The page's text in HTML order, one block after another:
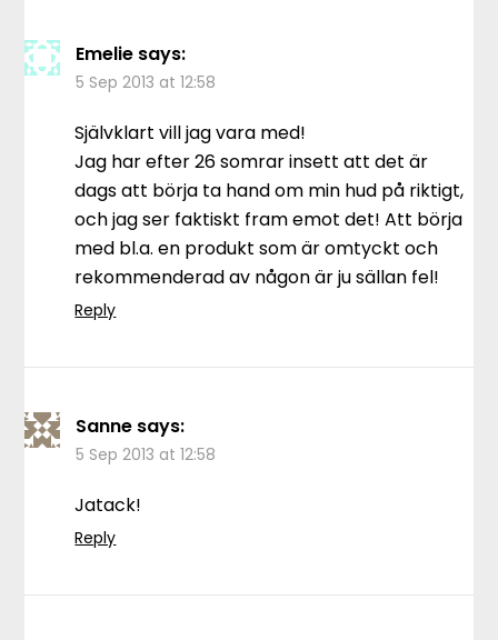
Emelie says:
5 Sep 2013 at 12:58
Självklart vill jag vara med!
Jag har efter 26 somrar insett att det är
dags att börja ta hand om min hud på riktigt,
och jag ser faktiskt fram emot det! Att börja
med bl.a. en produkt som är omtyckt och
rekommenderad av någon är ju sällan fel!
Reply
Sanne says:
5 Sep 2013 at 12:58
Jatack!
Reply